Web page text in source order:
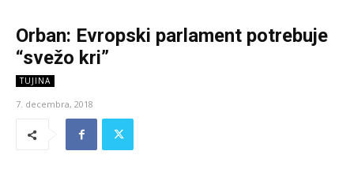
Orban: Evropski parlament potrebuje
“svežo kri”
TUJINA
7. decembra, 2018